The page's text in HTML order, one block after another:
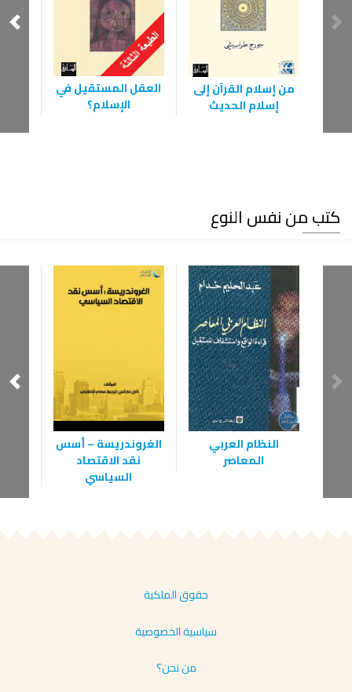
من إسلام القرآن إلى
إسلام الحديث
العقل المستقيل في
الإسلام؟
كتب من نفس النوع
النظام العربي
المعاصر
الغروندريسة – أسس
نقد الاقتصاد
السياسي
حقوق الملكية
سياسية الخصوصية
من نحن؟